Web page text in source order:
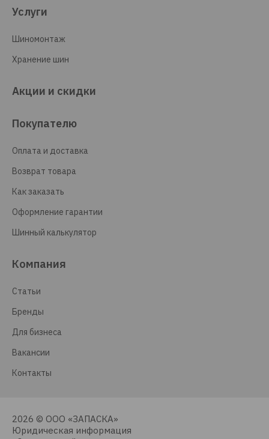
Услуги
Шиномонтаж
Хранение шин
Акции и скидки
Покупателю
Оплата и доставка
Возврат товара
Как заказать
Оформление гарантии
Шинный калькулятор
Компания
Статьи
Бренды
Для бизнеса
Вакансии
Контакты
2026 © ООО «ЗАПАСКА»
Юридическая информация